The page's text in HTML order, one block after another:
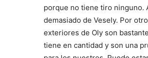
porque no tiene tiro ninguno.
demasiado de Vesely. Por
exteriores de Oly son
tiene en cantidad y son una